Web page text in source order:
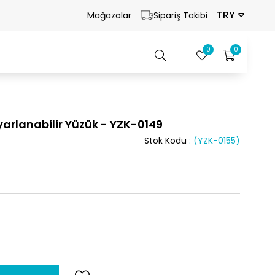
Mağazalar Sipariş Takibi TRY
0
0
Yüzük - YZK-0149
(YZK-0155)
Stok Kodu